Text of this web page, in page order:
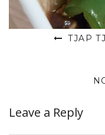
TJAP
Leave a Reply